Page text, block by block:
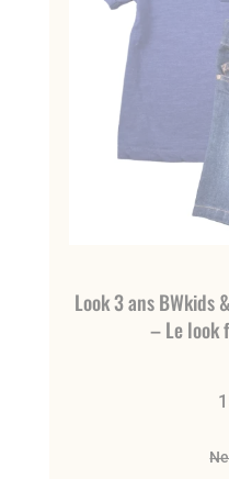
Look 3 ans BWkids
– Le look